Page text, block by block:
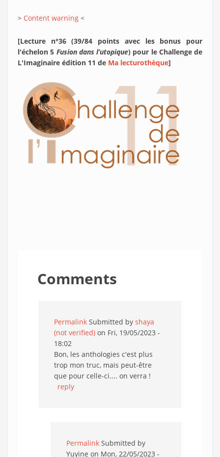
> Content warning <
[Lecture n°36 (39/84 points avec les bonus pour
l'échelon 5 Fusion dans l’utopique) pour le Challenge de
L'Imaginaire édition 11 de Ma lecturothèque]
Comments
Permalink Submitted by shaya
(not verified) on Fri, 19/05/2023 -
18:02
Bon, les anthologies c'est plus
trop mon truc, mais peut-être
que pour celle-ci.... on verra !
reply
Permalink Submitted by
Yuyine on Mon, 22/05/2023 -